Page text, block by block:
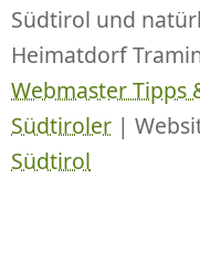
Südtirol und
Heimatdorf
Webmaster Tipps
Südtiroler |
Südtirol